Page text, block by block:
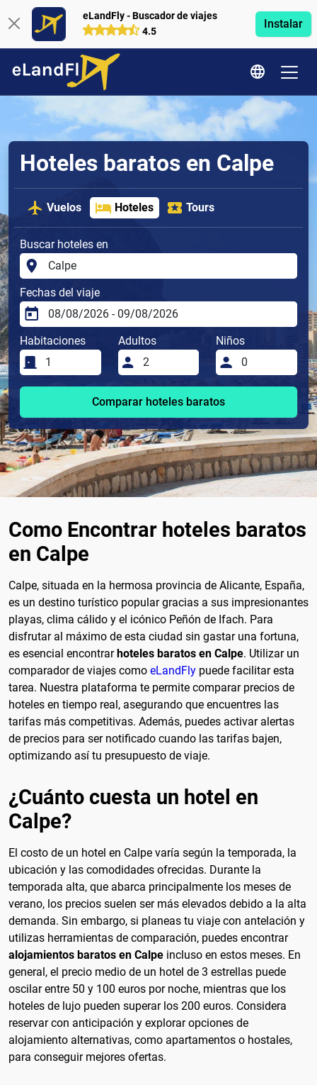
eLandFly - Buscador de viajes
4.5
Instalar
Hoteles baratos en Calpe
Vuelos Hoteles Tours
Buscar hoteles en
Fechas del viaje
Habitaciones Adultos Niños
Comparar hoteles baratos
Como Encontrar hoteles baratos
en Calpe
Calpe, situada en la hermosa provincia de Alicante, España,
es un destino turístico popular gracias a sus impresionantes
playas, clima cálido y el icónico Peñón de Ifach. Para
disfrutar al máximo de esta ciudad sin gastar una fortuna,
es esencial encontrar hoteles baratos en Calpe. Utilizar un
comparador de viajes como eLandFly puede facilitar esta
tarea. Nuestra plataforma te permite comparar precios de
hoteles en tiempo real, asegurando que encuentres las
tarifas más competitivas. Además, puedes activar alertas
de precios para ser notificado cuando las tarifas bajen,
optimizando así tu presupuesto de viaje.
¿Cuánto cuesta un hotel en
Calpe?
El costo de un hotel en Calpe varía según la temporada, la
ubicación y las comodidades ofrecidas. Durante la
temporada alta, que abarca principalmente los meses de
verano, los precios suelen ser más elevados debido a la alta
demanda. Sin embargo, si planeas tu viaje con antelación y
utilizas herramientas de comparación, puedes encontrar
alojamientos baratos en Calpe incluso en estos meses. En
general, el precio medio de un hotel de 3 estrellas puede
oscilar entre 50 y 100 euros por noche, mientras que los
hoteles de lujo pueden superar los 200 euros. Considera
reservar con anticipación y explorar opciones de
alojamiento alternativas, como apartamentos o hostales,
para conseguir mejores ofertas.